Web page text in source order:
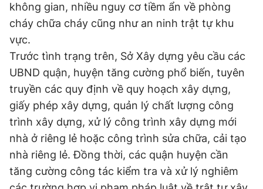
Đọc Thanh Niên trên điện thoại
Theo dõi báo trên
Hotline
0906 645 777
Liên hệ quảng cáo
0908 780 404
Đặt báo Quảng cáo RSS Tòa soạn Chính sách bảo
không gian, nhiều nguy cơ tiềm ẩn về phòng
cháy chữa cháy cũng như an ninh trật tự khu
vực.
Trước tình trạng trên, Sở Xây dựng yêu cầu các
UBND quận, huyện tăng cường phổ biến, tuyên
truyền các quy định về quy hoạch xây dựng,
giấy phép xây dựng, quản lý chất lượng công
trình xây dựng, xử lý công trình xây dựng mới
nhà ở riêng lẻ hoặc công trình sửa chữa, cải tạo
nhà riêng lẻ. Đồng thời, các quận huyện cần
tăng cường công tác kiểm tra và xử lý nghiêm